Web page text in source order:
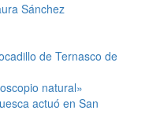
Sánchez
de Ternasco de
natural»
actuó en San